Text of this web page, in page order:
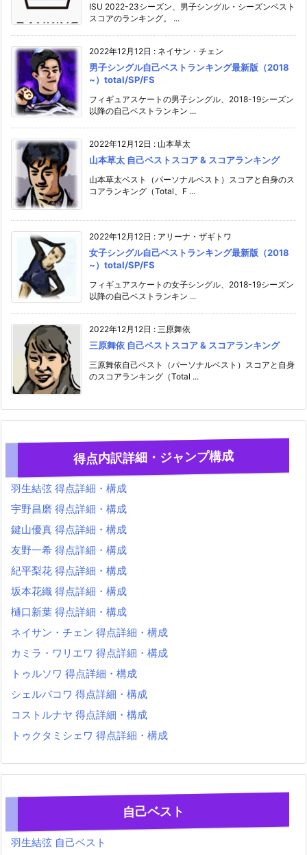
ISU 2022-23シーズン、男子シングル・シーズンベスト
スコアのランキング。 ...
2022年12月12日 : ネイサン・チェン
男子シングル自己ベストランキング最新版（2018
~）total/SP/FS
フィギュアスケートの男子シングル、2018-19シーズン
以降の自己ベストランキン ...
2022年12月12日 : 山本草太
山本草太 自己ベストスコア & スコアランキング
山本草太ベスト（パーソナルベスト）スコアと自身のス
コアランキング（Total、F ...
2022年12月12日 : アリーナ・ザギトワ
女子シングル自己ベストランキング最新版（2018
~）total/SP/FS
フィギュアスケートの女子シングル、2018-19シーズン
以降の自己ベストランキン ...
2022年12月12日 : 三原舞依
三原舞依 自己ベストスコア & スコアランキング
三原舞依自己ベスト（パーソナルベスト）スコアと自身
のスコアランキング（Total ...
得点内訳詳細・ジャンプ構成
羽生結弦 得点詳細・構成
宇野昌磨 得点詳細・構成
鍵山優真 得点詳細・構成
友野一希 得点詳細・構成
紀平梨花 得点詳細・構成
坂本花織 得点詳細・構成
樋口新葉 得点詳細・構成
ネイサン・チェン 得点詳細・構成
カミラ・ワリエワ 得点詳細・構成
トゥルソワ 得点詳細・構成
シェルバコワ 得点詳細・構成
コストルナヤ 得点詳細・構成
トゥクタミシェワ 得点詳細・構成
自己ベスト
羽生結弦 自己ベスト